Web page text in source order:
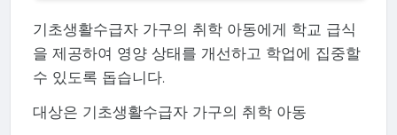
기초생활수급자 가구의 취학 아동에게 학교 급식
을 제공하여 영양 상태를 개선하고 학업에 집중할
수 있도록 돕습니다.
대상은 기초생활수급자 가구의 취학 아동